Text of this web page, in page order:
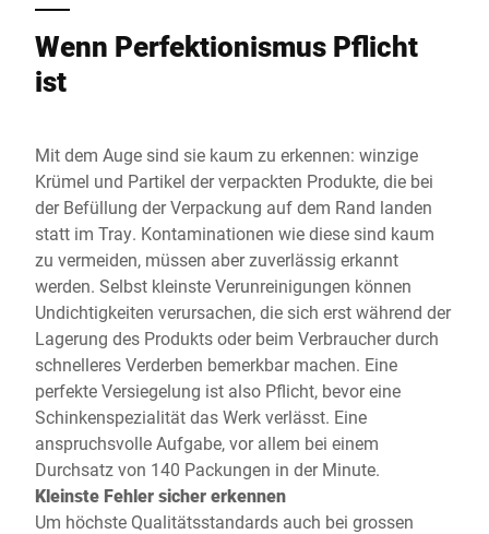
Wenn Perfektionismus Pflicht
ist
Mit dem Auge sind sie kaum zu erkennen: winzige
Krümel und Partikel der verpackten Produkte, die bei
der Befüllung der Verpackung auf dem Rand landen
statt im Tray. Kontaminationen wie diese sind kaum
zu vermeiden, müssen aber zuverlässig erkannt
werden. Selbst kleinste Verunreinigungen können
Undichtigkeiten verursachen, die sich erst während der
Lagerung des Produkts oder beim Verbraucher durch
schnelleres Verderben bemerkbar machen. Eine
perfekte Versiegelung ist also Pflicht, bevor eine
Schinkenspezialität das Werk verlässt. Eine
anspruchsvolle Aufgabe, vor allem bei einem
Durchsatz von 140 Packungen in der Minute.
Kleinste Fehler sicher erkennen
Um höchste Qualitätsstandards auch bei grossen